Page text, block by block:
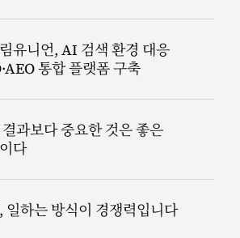
유니언, AI 검색 환경 대응
통합 플랫폼 구축
과보다 중요한 것은 좋은
다
일하는 방식이 경쟁력입니다